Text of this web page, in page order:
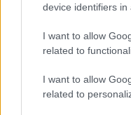
device identifiers in
I want to allow
related to
I want to allow
related to
További